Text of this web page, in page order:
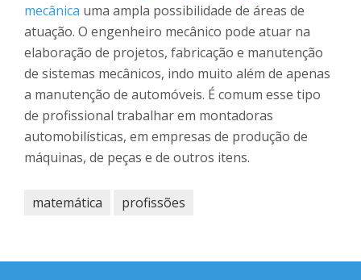
mecânica uma ampla possibilidade de áreas de
atuação. O engenheiro mecânico pode atuar na
elaboração de projetos, fabricação e manutenção
de sistemas mecânicos, indo muito além de apenas
a manutenção de automóveis. É comum esse tipo
de profissional trabalhar em montadoras
automobilísticas, em empresas de produção de
máquinas, de peças e de outros itens.
matemática profissões